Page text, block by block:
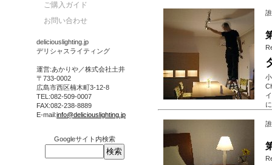
ご購入ガイド
お問い合わせ
deliciouslighting.jp
デリシャスライティング
運営:あかりや／株式会社土井
〒733-0002
広島市西区楠木町3-12-8
TEL:082-509-0007
FAX:082-238-8889
E-mail:info@deliciouslighting.jp
Googleサイト内検索